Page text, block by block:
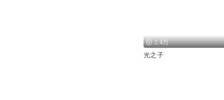
2.4万
光之子